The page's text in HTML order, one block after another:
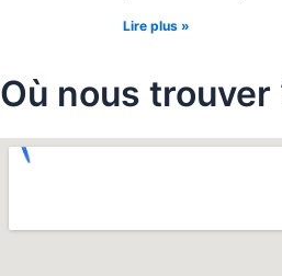
Lire plus »
Où nous trouver